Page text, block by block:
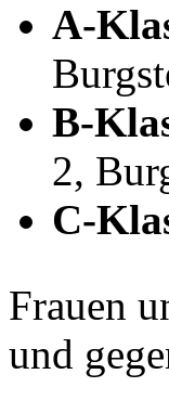
A-
B-
2,
C-
Frauen
und